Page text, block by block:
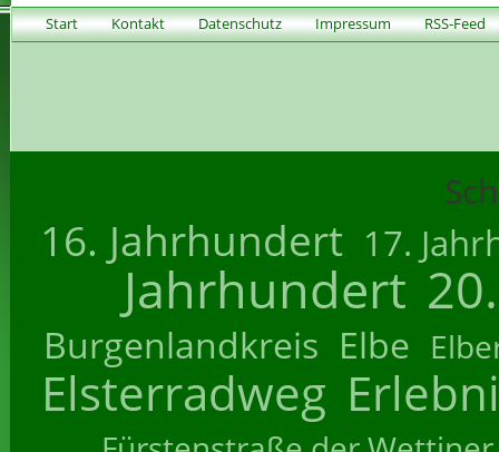
Start Kontakt Datenschutz Impressum RSS-Feed
16. Jahrhundert 17.
Jahrhundert
Burgenlandkreis Elbe
Elsterradweg